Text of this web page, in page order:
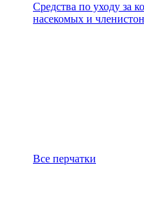
Средства по уходу за
насекомых и
Все перчатки